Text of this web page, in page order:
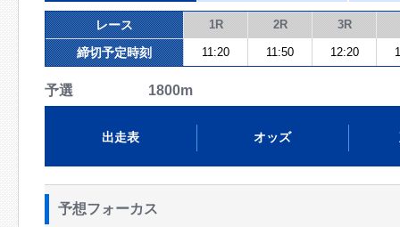
レース 1R 2R 3R
締切予定時刻 11:20 11:50 12:20
予選 1800m
出走表 オッズ
予想フォーカス